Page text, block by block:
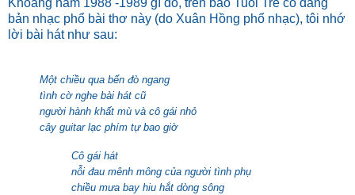
Khoảng năm 1988 -1989 gì đó, trên báo Tuổi Trẻ có đăng
bản nhạc phổ bài thơ này (do Xuân Hồng phổ nhạc), tôi nhớ
lời bài hát như sau:
Một chiều qua bến đò ngang
tình cờ nghe bài hát cũ
người hành khất mù và cô gái nhỏ
cây guitar lạc phím tự bao giờ
Cô gái hát
nỗi đau mênh mông của người tình phụ
chiều mưa bay hiu hắt dòng sông